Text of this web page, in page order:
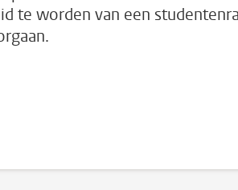
te worden van een